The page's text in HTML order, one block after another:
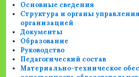
Основные сведения
Структура и органы
организацией
Документы
Образование
Руководство
Педагогический состав
Материально-техническое